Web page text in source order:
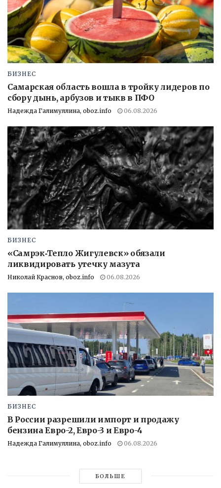
БИЗНЕС
Самарская область вошла в тройку лидеров по
сбору дынь, арбузов и тыкв в ПФО
Надежда Галимуллина, oboz.info 06.08.2026
БИЗНЕС
«Самрэк‑Тепло Жигулевск» обязали
ликвидировать утечку мазута
Николай Краснов, oboz.info 06.08.2026
БИЗНЕС
В России разрешили импорт и продажу
бензина Евро-2, Евро-3 и Евро-4
Надежда Галимуллина, oboz.info 06.08.2026
БОЛЬШЕ